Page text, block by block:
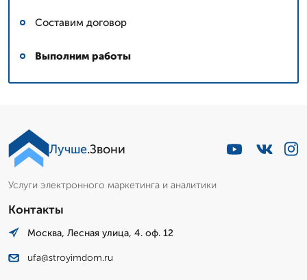
Составим договор
Выполним работы
Лучше.Звони
Услуги электронного маркетинга и аналитики
Контакты
Москва, Лесная улица, 4. оф. 12
ufa@stroyimdom.ru